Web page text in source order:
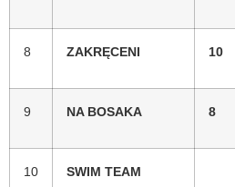
8 ZAKRĘCENI 10
9 NA BOSAKA 8
10 SWIM TEAM